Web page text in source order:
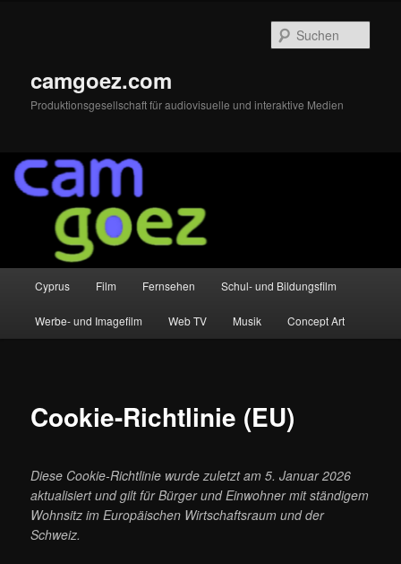
camgoez.com
Produktionsgesellschaft für audiovisuelle und interaktive Medien
Cyprus Film Fernsehen Schul- und Bildungsfilm
Werbe- und Imagefilm Web TV Musik Concept Art
Cookie-Richtlinie (EU)
Diese Cookie-Richtlinie wurde zuletzt am 5. Januar 2026
aktualisiert und gilt für Bürger und Einwohner mit ständigem
Wohnsitz im Europäischen Wirtschaftsraum und der
Schweiz.